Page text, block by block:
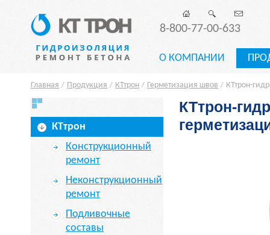
8-800-77-00-633
О КОМПАНИИ
Главная / Продукция / КТтрон / Герметизация швов / КТтрон-
КТтрон
Конструкционный
ремонт
Неконструкционный
ремонт
Подливочные
составы
КТтрон-